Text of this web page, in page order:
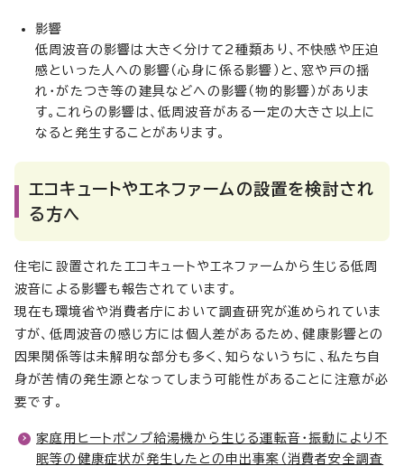
影響
低周波音の影響は大きく分けて2種類あり、不快感や圧迫
感といった人への影響（心身に係る影響）と、窓や戸の揺
れ・がたつき等の建具などへの影響（物的影響）がありま
す。これらの影響は、低周波音がある一定の大きさ以上に
なると発生することがあります。
エコキュートやエネファームの設置を検討され
る方へ
住宅に設置されたエコキュートやエネファームから生じる低周
波音による影響も報告されています。
現在も環境省や消費者庁において調査研究が進められていま
すが、低周波音の感じ方には個人差があるため、健康影響との
因果関係等は未解明な部分も多く、知らないうちに、私たち自
身が苦情の発生源となってしまう可能性があることに注意が必
要です。
家庭用ヒートポンプ給湯機から生じる運転音・振動により不
眠等の健康症状が発生したとの申出事案（消費者安全調査